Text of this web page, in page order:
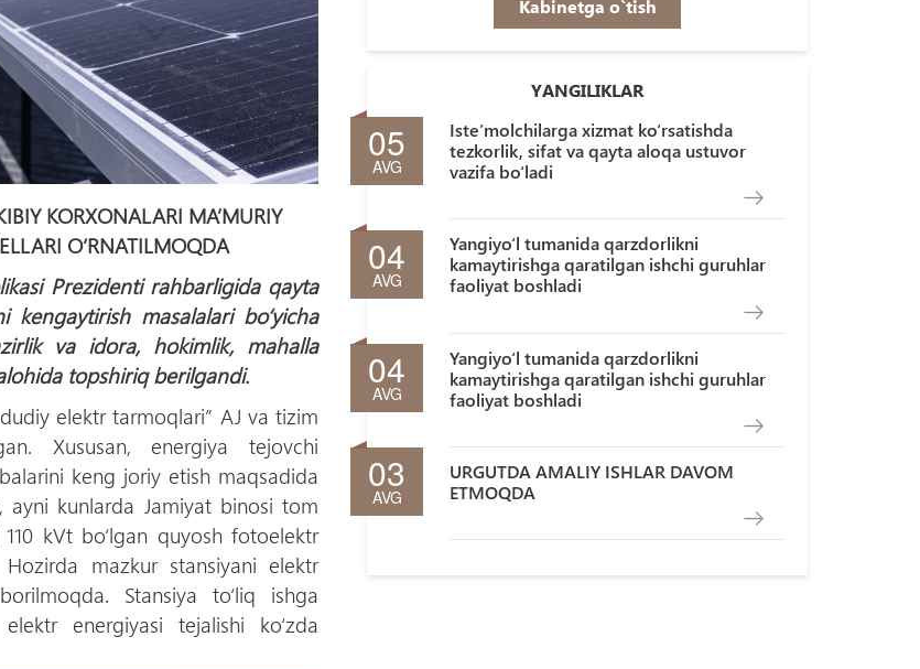
KORXONALARI MA’MURIY
О‘RNATILMOQDA
Prezidenti rahbarligida qayta
masalalari bо‘yicha
va idora, hokimlik, mahalla
topshiriq berilgandi.
elektr tarmoqlari” AJ va tizim
Xususan, energiya tejovchi
keng joriy etish maqsadida
ayni kunlarda Jamiyat binosi tom
kVt bо‘lgan quyosh fotoelektr
Hozirda mazkur stansiyani elektr
Stansiya tо‘liq ishga
energiyasi tejalishi kо‘zda
Kabinetga o`tish
YANGILIKLAR
05
AVG
Iste’molchilarga xizmat ko‘rsatishda
tezkorlik, sifat va qayta aloqa ustuvor
vazifa bo‘ladi
04
AVG
Yangiyo‘l tumanida qarzdorlikni
kamaytirishga qaratilgan ishchi guruhlar
faoliyat boshladi
04
AVG
Yangiyo‘l tumanida qarzdorlikni
kamaytirishga qaratilgan ishchi guruhlar
faoliyat boshladi
03
AVG
URGUTDA AMALIY ISHLAR DAVOM
ETMOQDA